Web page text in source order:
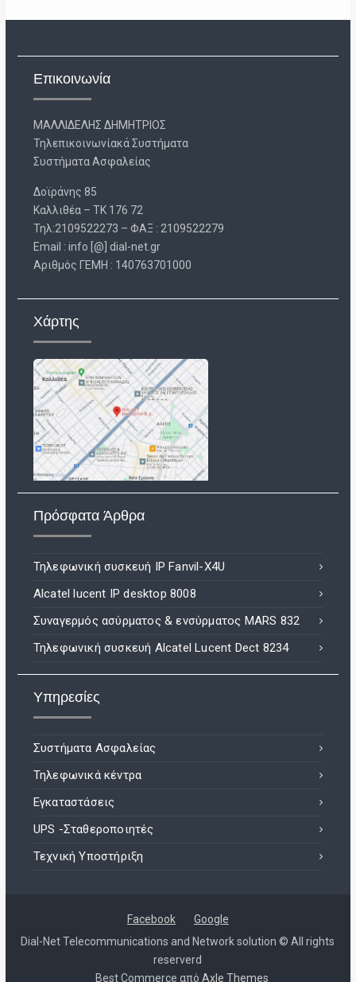
Επικοινωνία
ΜΑΛΛΙΔΕΛΗΣ ΔΗΜΗΤΡΙΟΣ
Τηλεπικοινωνίακά Συστήματα
Συστήματα Ασφαλείας
Δοϊράνης 85
Καλλιθέα – ΤΚ 176 72
Τηλ:2109522273 – ΦΑΞ : 2109522279
Email : info [@] dial-net.gr
Aριθμός ΓΕΜΗ : 140763701000
Χάρτης
Πρόσφατα Άρθρα
Τηλεφωνική συσκευή IP Fanvil-X4U
Alcatel lucent IP desktop 8008
Συναγερμός ασύρματος & ενσύρματος MARS 832
Τηλεφωνική συσκευή Alcatel Lucent Dect 8234
Υπηρεσίες
Συστήματα Ασφαλείας
Τηλεφωνικά κέντρα
Εγκαταστάσεις
UPS -Σταθεροποιητές
Τεχνική Υποστήριξη
Facebook
Google
Dial-Net Telecommunications and Network solution © All rights
reserverd
Best Commerce από Axle Themes